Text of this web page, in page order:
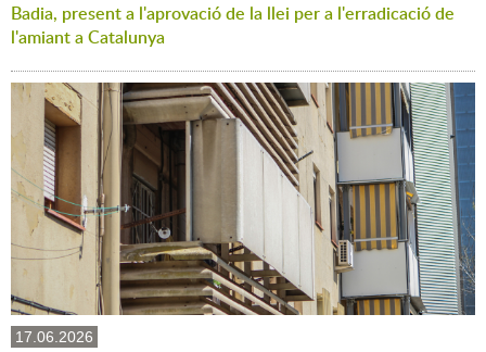
Badia, present a l'aprovació de la llei per a l'erradicació de
l'amiant a Catalunya
17.06.2026